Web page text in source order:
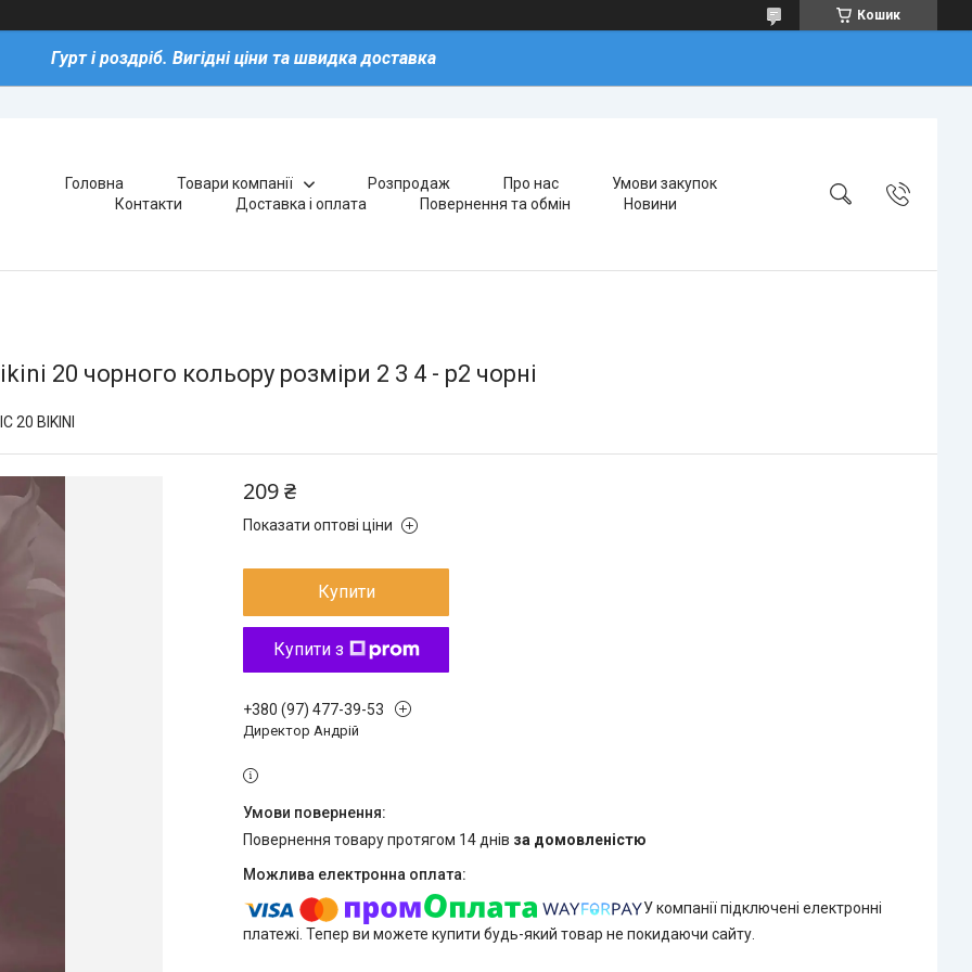
Кошик
Гурт і роздріб. Вигідні ціни та швидка доставка
Головна Товари компанії Розпродаж Про нас
Умови закупок
Контакти
Доставка і оплата Повернення та обмін Новини
20 чорного кольору розміри 2 3 4 - р2 чорні
20 BIKINI
209 ₴
Показати оптові ціни
Купити
Купити з
+380 (97) 477-39-53
Директор Андрій
повернення товару протягом 14 днів за домовленістю
У компанії підключені електронні
платежі. Тепер ви можете купити будь-який товар не покидаючи сайту.